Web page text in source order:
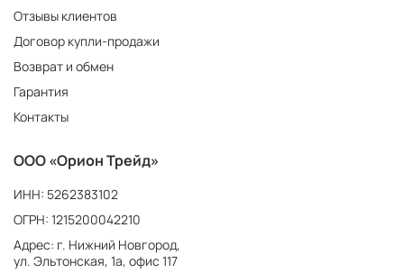
Отзывы клиентов
Договор купли-продажи
Возврат и обмен
Гарантия
Контакты
ООО «Орион Трейд»
ИНН: 5262383102
ОГРН: 1215200042210
Адрес: г. Нижний Новгород,
ул. Эльтонская, 1а, офис 117